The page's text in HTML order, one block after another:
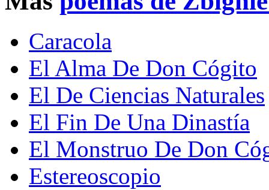
Caracola
El Alma De Don Cógito
El De Ciencias Naturales
El Fin De Una Dinastía
El Monstruo De Don
Estereoscopio